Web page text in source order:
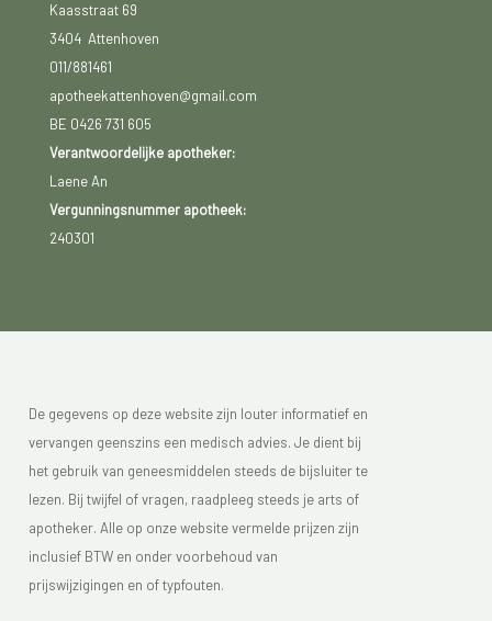
Kaasstraat 69
3404 Attenhoven
011/881461
apotheekattenhoven@gmail.com
BE 0426 731 605
Verantwoordelijke apotheker:
Laene An
Vergunningsnummer apotheek:
240301
De gegevens op deze website zijn louter informatief en
vervangen geenszins een medisch advies. Je dient bij
het gebruik van geneesmiddelen steeds de bijsluiter te
lezen. Bij twijfel of vragen, raadpleeg steeds je arts of
apotheker. Alle op onze website vermelde prijzen zijn
inclusief BTW en onder voorbehoud van
prijswijzigingen en of typfouten.